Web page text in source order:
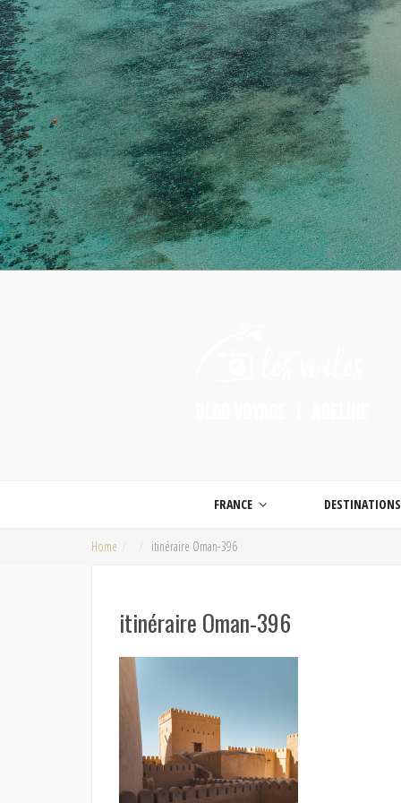
FRANCE DESTINATIONS
Home itinéraire Oman-396
itinéraire Oman-396